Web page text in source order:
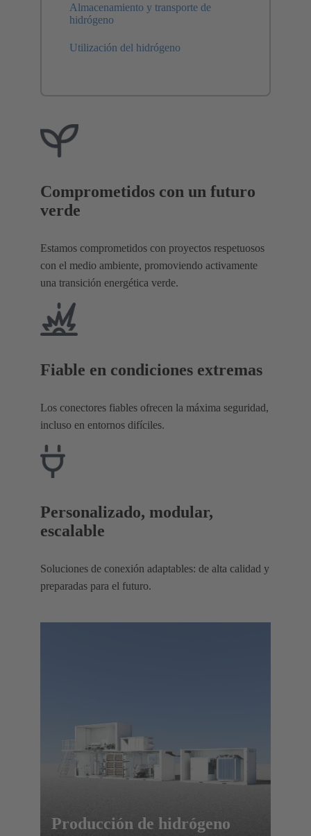
Almacenamiento y transporte de
hidrógeno
Utilización del hidrógeno
Comprometidos con un futuro
verde
Estamos comprometidos con proyectos respetuosos
con el medio ambiente, promoviendo activamente
una transición energética verde.
Fiable en condiciones extremas
Los conectores fiables ofrecen la máxima seguridad,
incluso en entornos difíciles.
Personalizado, modular,
escalable
Soluciones de conexión adaptables: de alta calidad y
preparadas para el futuro.
Producción de hidrógeno